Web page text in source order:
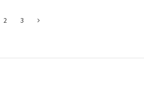
2 3